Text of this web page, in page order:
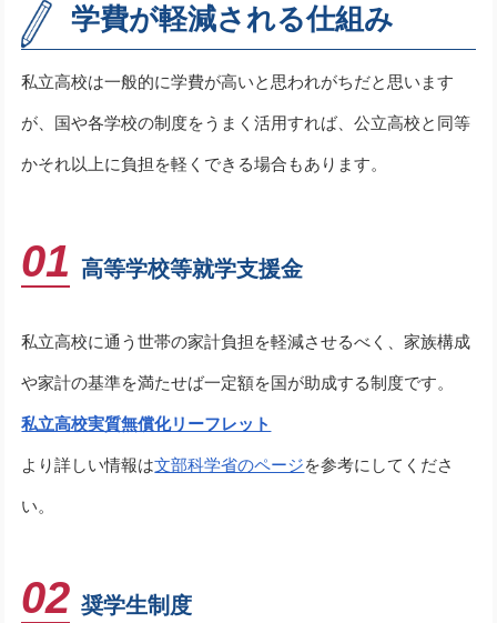
学費が軽減される仕組み
私立高校は一般的に学費が高いと思われがちだと思います
が、国や各学校の制度をうまく活用すれば、公立高校と同等
かそれ以上に負担を軽くできる場合もあります。
01 高等学校等就学支援金
私立高校に通う世帯の家計負担を軽減させるべく、家族構成
や家計の基準を満たせば一定額を国が助成する制度です。
私立高校実質無償化リーフレット
より詳しい情報は文部科学省のページを参考にしてくださ
い。
02 奨学生制度